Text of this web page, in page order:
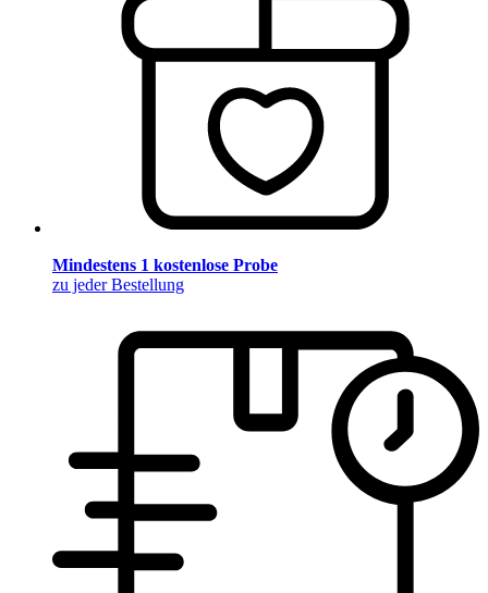
Mindestens 1 kostenlose Probe
zu jeder Bestellung